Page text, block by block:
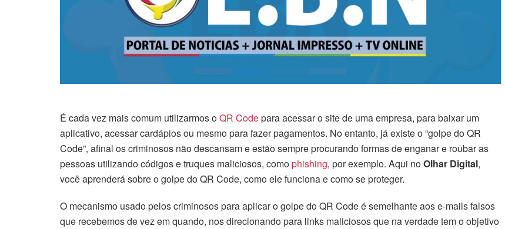
É cada vez mais comum utilizarmos oQR Codepara acessar o site de uma empresa, para baixar um
aplicativo, acessar cardápios ou mesmo para fazer pagamentos. No entanto, já existe o “golpe do QR
Code”, afinal os criminosos não descansam e estão sempre procurando formas de enganar e roubar as
pessoas utilizando códigos e truques maliciosos, comophishing, por exemplo. Aqui noOlhar Digital,
você aprenderá sobre o golpe do QR Code, como ele funciona e como se proteger.
O mecanismo usado pelos criminosos para aplicar o golpe do QR Code é semelhante aos e-mails falsos
que recebemos de vez em quando, nos direcionando para links maliciosos que na verdade tem o objetivo